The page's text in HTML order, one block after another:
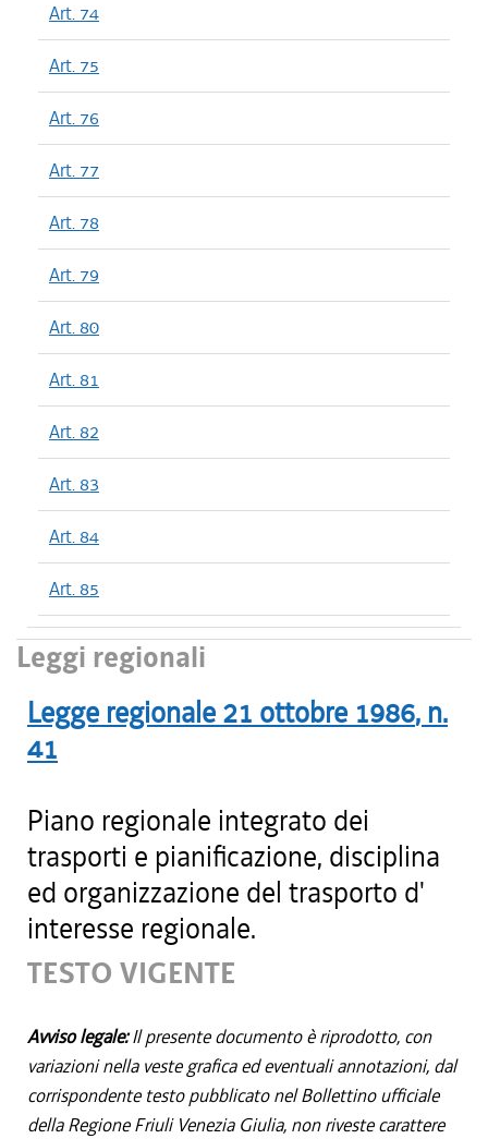
Art. 74
Art. 75
Art. 76
Art. 77
Art. 78
Art. 79
Art. 80
Art. 81
Art. 82
Art. 83
Art. 84
Art. 85
Leggi regionali
Legge regionale 21 ottobre 1986, n.
41
Piano regionale integrato dei
trasporti e pianificazione, disciplina
ed organizzazione del trasporto d'
interesse regionale.
TESTO VIGENTE
Avviso legale:Il presente documento è riprodotto, con
variazioni nella veste grafica ed eventuali annotazioni, dal
corrispondente testo pubblicato nel Bollettino ufficiale
della Regione Friuli Venezia Giulia, non riveste carattere